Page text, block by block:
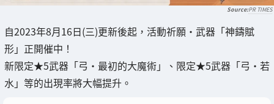
PR TIMES
自2023年8月16日(三)更新後起，活動祈願・武器「神鑄賦
形」正開催中！
新限定★5武器「弓・最初的大魔術」、限定★5武器「弓・若
水」等的出現率將大幅提升。